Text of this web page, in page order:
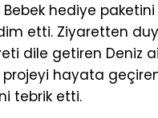
Bebek hediye
etti. Ziyaretten
dile getiren Deniz
projeyi hayata
tebrik etti.